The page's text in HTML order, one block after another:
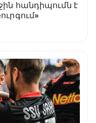
հանդիպումն է